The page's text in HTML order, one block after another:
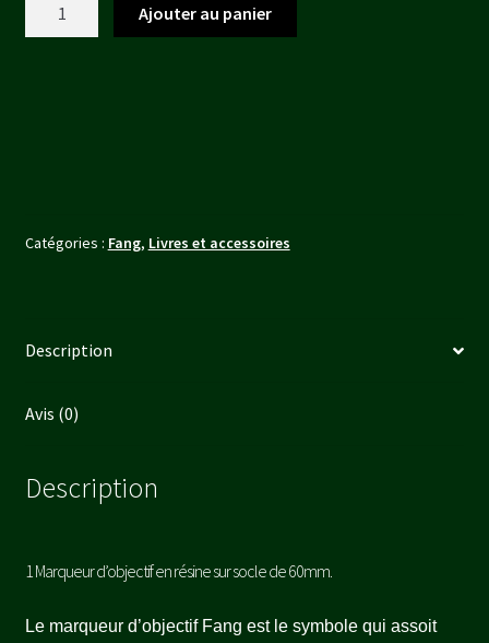
Ajouter au panier
Catégories : Fang, Livres et accessoires
Description
Avis (0)
Description
1 Marqueur d’objectif en résine sur socle de 60mm.
Le marqueur d’objectif Fang est le symbole qui assoit